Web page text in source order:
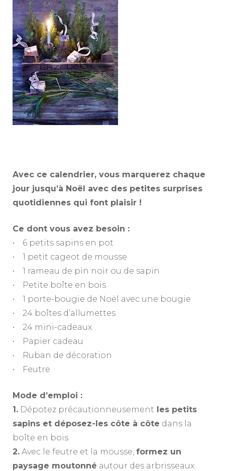
Avec ce calendrier, vous marquerez chaque
jour jusqu’à Noël avec des petites surprises
quotidiennes qui font plaisir !
Ce dont vous avez besoin :
• 6 petits sapins en pot
• 1 petit cageot de mousse
• 1 rameau de pin noir ou de sapin
• Petite boîte en bois
• 1 porte-bougie de Noël avec une bougie
• 24 boîtes d’allumettes
• 24 mini-cadeaux
• Papier cadeau
• Ruban de décoration
• Feutre
Mode d’emploi :
1. Dépotez précautionneusement les petits
sapins et déposez-les côte à côte dans la
boîte en bois.
2. Avec le feutre et la mousse, formez un
paysage moutonné autour des arbrisseaux.